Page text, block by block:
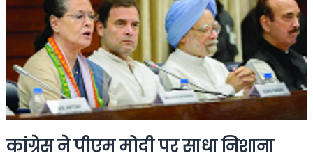
कांग्रेस ने पीएम मोदी पर साधा निशाना